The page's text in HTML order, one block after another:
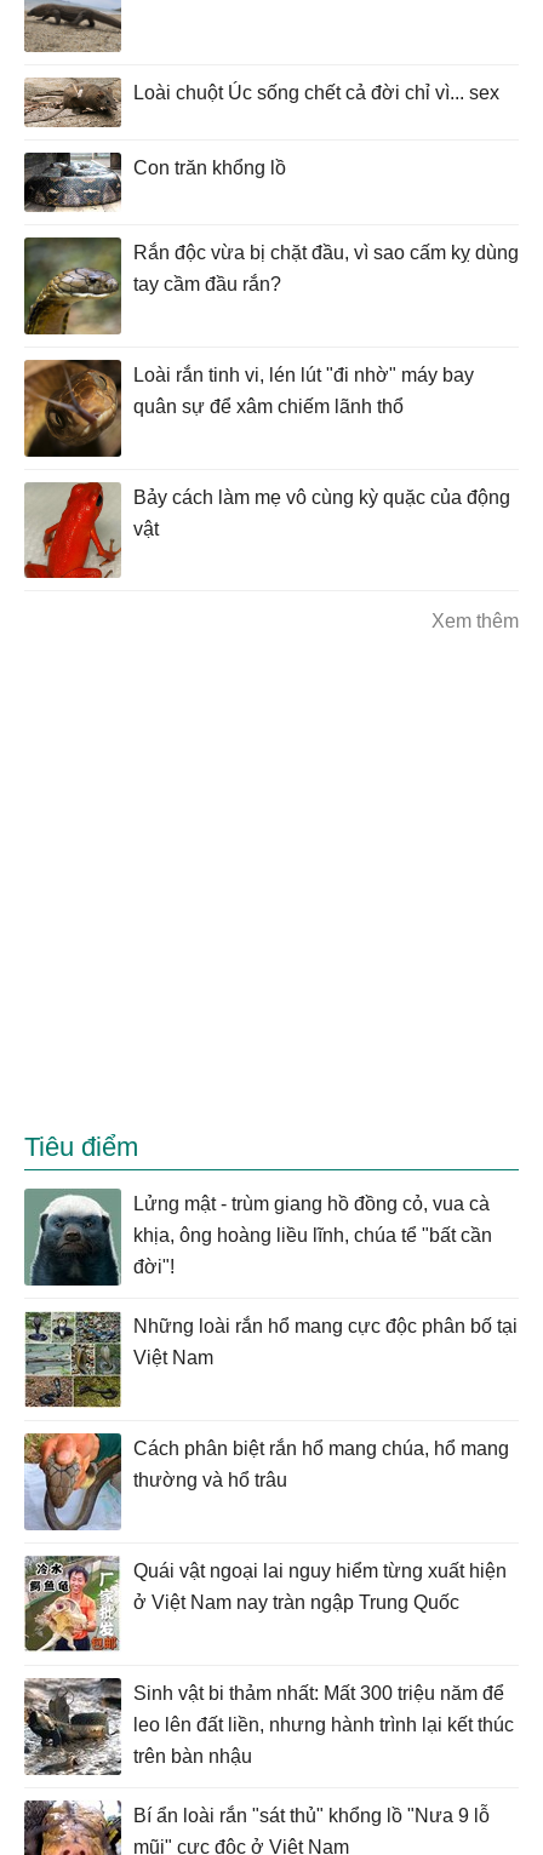
Loài chuột Úc sống chết cả đời chỉ vì... sex
Con trăn khổng lồ
Rắn độc vừa bị chặt đầu, vì sao cấm kỵ dùng
tay cầm đầu rắn?
Loài rắn tinh vi, lén lút "đi nhờ" máy bay
quân sự để xâm chiếm lãnh thổ
Bảy cách làm mẹ vô cùng kỳ quặc của động
vật
Xem thêm
Tiêu điểm
Lửng mật - trùm giang hồ đồng cỏ, vua cà
khịa, ông hoàng liều lĩnh, chúa tể "bất cần
đời"!
Những loài rắn hổ mang cực độc phân bố tại
Việt Nam
Cách phân biệt rắn hổ mang chúa, hổ mang
thường và hổ trâu
Quái vật ngoại lai nguy hiểm từng xuất hiện
ở Việt Nam nay tràn ngập Trung Quốc
Sinh vật bi thảm nhất: Mất 300 triệu năm để
leo lên đất liền, nhưng hành trình lại kết thúc
trên bàn nhậu
Bí ẩn loài rắn "sát thủ" khổng lồ "Nưa 9 lỗ
mũi" cực độc ở Việt Nam